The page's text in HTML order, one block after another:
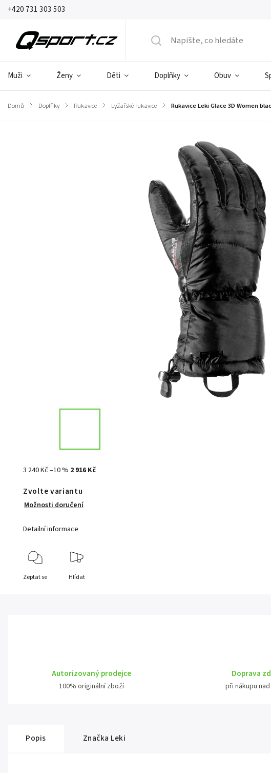
+420 731 303 503
Muži Ženy Děti Doplňky Obuv
Domů / Doplňky / Rukavice / Lyžařské rukavice / Rukavice Leki Glace 3D Women
3 240 Kč–10 % 2 916 Kč
Zvolte variantu
Možnosti doručení
Detailní informace
Zeptat se Hlídat
Autorizovaný prodejce
100% originální zboží
Doprava
při nákupu nad
Popis Značka Leki